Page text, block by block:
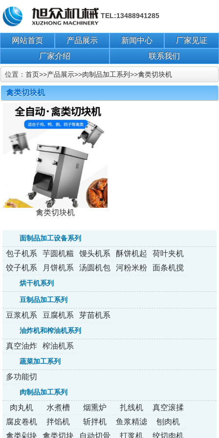
TEL:13488941285
网站首页 产品展示 新闻中心
厂家见证
厂家介绍
联系我们
位置： 首页>>产品展示>>肉制品加工系列>>禽类切块机
禽类切块机
禽类切块机
面制品加工设备系列
包子机系
列
芋圆机糍
粑机系列
馒头机系
列
酥饼机起
酥机系列
荷叶夹机
系列
饺子机系
列
月饼机系
列
汤圆机包
河粉米粉
面条机搅
烘干机系列
豆制品加工系列
豆浆机系
列
豆腐机系
列
芽苗机系
油炸机和榨油机系列
真空油炸
机
榨油机系
列
蔬菜加工系列
多功能切
菜机
肉制品加工系列
肉丸机 水煮槽 烟熏炉 扎线机
真空滚揉
机
腐皮卷机 拌馅机 斩拌机
鱼浆精滤
机
刨肉机
禽类剁块
禽类切块 自动切骨 打浆机 绞切肉机